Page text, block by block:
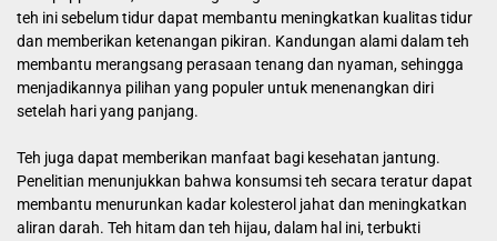
teh ini sebelum tidur dapat membantu meningkatkan kualitas tidur
dan memberikan ketenangan pikiran. Kandungan alami dalam teh
membantu merangsang perasaan tenang dan nyaman, sehingga
menjadikannya pilihan yang populer untuk menenangkan diri
setelah hari yang panjang.
Teh juga dapat memberikan manfaat bagi kesehatan jantung.
Penelitian menunjukkan bahwa konsumsi teh secara teratur dapat
membantu menurunkan kadar kolesterol jahat dan meningkatkan
aliran darah. Teh hitam dan teh hijau, dalam hal ini, terbukti